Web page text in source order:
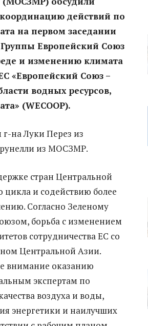
действий по
на первом заседании
Европейский Союз
и изменению климата
«Европейский Союз –
водных ресурсов,
(WECOOP).
на Луки Перез из
из МОСЗМР.
стран Центральной
и содействию более
Согласно Зеленому
борьба с изменением
сотрудничества ЕС со
Центральной Азии.
внимание оказанию
экспертам по
воздуха и воды,
энергетики и наилучших